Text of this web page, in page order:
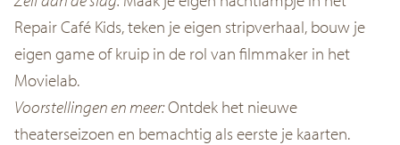
Repair Café Kids, teken je eigen stripverhaal, bouw je
eigen game of kruip in de rol van filmmaker in het
Movielab.
Voorstellingen en meer:Ontdek het nieuwe
theaterseizoen en bemachtig als eerste je kaarten.